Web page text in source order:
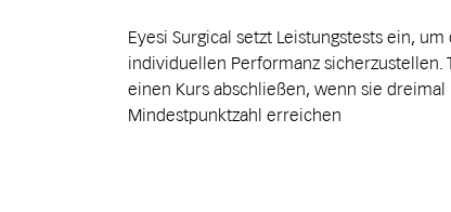
Eyesi Surgical setzt Leistungstests ein,
individuellen Performanz sicherzustellen.
einen Kurs abschließen, wenn sie
Mindestpunktzahl erreichen